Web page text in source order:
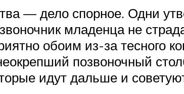
— дело спорное. Одни
младенца не
обоим из-за тесного
позвоночный
идут дальше и